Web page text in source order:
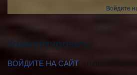
Войдите
Комментировать
ВОЙДИТЕ НА САЙТ, чтобы